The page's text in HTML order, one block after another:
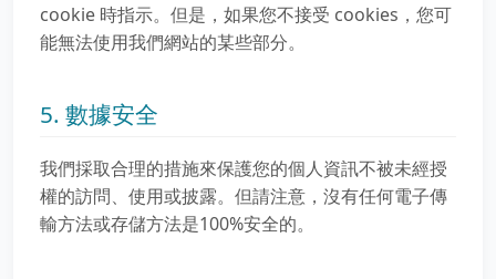
cookie 時指示。但是，如果您不接受 cookies，您可
能無法使用我們網站的某些部分。
5. 數據安全
我們採取合理的措施來保護您的個人資訊不被未經授
權的訪問、使用或披露。但請注意，沒有任何電子傳
輸方法或存儲方法是100%安全的。